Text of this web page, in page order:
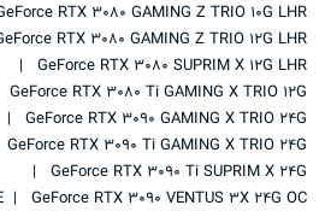
RTX 3080 GAMING Z TRIO 10G LHR
RTX 3080 GAMING Z TRIO 12G LHR
GeForce RTX 3080 SUPRIM X 12G LHR
GeForce RTX 3080 Ti GAMING X TRIO 12G
GeForce RTX 3090 GAMING X TRIO 24G
GeForce RTX 3090 Ti GAMING X TRIO 24G
GeForce RTX 3090 Ti SUPRIM X 24G
GeForce RTX 3090 VENTUS 3X 24G OC